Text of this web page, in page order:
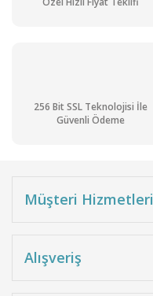
256 Bit SSL Teknolojisi İle
Güvenli Ödeme
Müşteri Hizmetleri
Alışveriş